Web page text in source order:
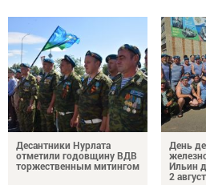
Десантники Нурлата
отметили годовщину ВДВ
торжественным митингом
День
Ильин
2